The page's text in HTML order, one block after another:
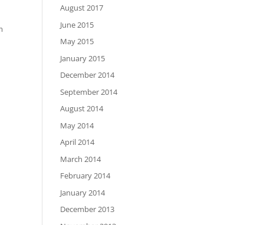
August 2017
June 2015
May 2015
January 2015
December 2014
September 2014
August 2014
May 2014
April 2014
March 2014
February 2014
January 2014
December 2013